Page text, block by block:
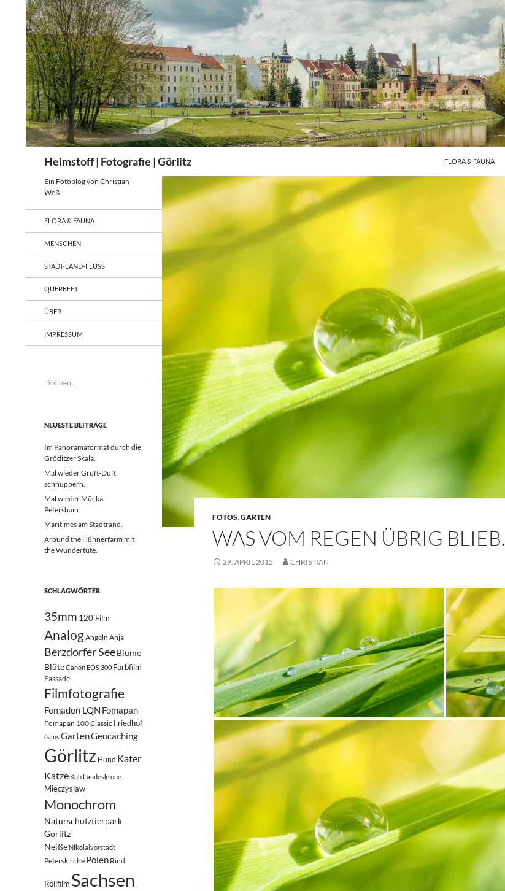
springen
Heimstoff | Fotografie | Görlitz FLORA & FAUNA
FOTOS,GARTEN
WAS VOM REGEN ÜBRIG BLIEB.
29. APRIL 2015 CHRISTIAN
Ein Fotoblog von Christian
Weß
FLORA & FAUNA
MENSCHEN
STADT-LAND-FLUSS
QUERBEET
ÜBER
IMPRESSUM
Suchen
NEUESTE BEITRÄGE
Im Panoramaformat durch die
Gröditzer Skala.
Mal wieder Gruft-Duft
schnuppern.
Mal wieder Mücka –
Petershain.
Maritimes am Stadtrand.
Around the Hühnerfarm mit
the Wundertüte.
SCHLAGWÖRTER
35mm 120 Film
AnalogAngeln Anja
Berzdorfer SeeBlume
BlüteCanon EOS 300 Farbfilm
Fassade
Filmfotografie
Fomadon LQN Fomapan
Fomapan 100 Classic Friedhof
GansGartenGeocaching
Görlitz Hund Kater
Katze Kuh Landeskrone
Mieczyslaw
Monochrom
Naturschutztierpark
Görlitz
Neiße Nikolaivorstadt
Peterskirche Polen Rind
Rollfilm Sachsen